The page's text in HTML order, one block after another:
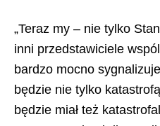
„Teraz my – nie tylko
inni przedstawiciele
bardzo mocno
będzie nie tylko
będzie miał też